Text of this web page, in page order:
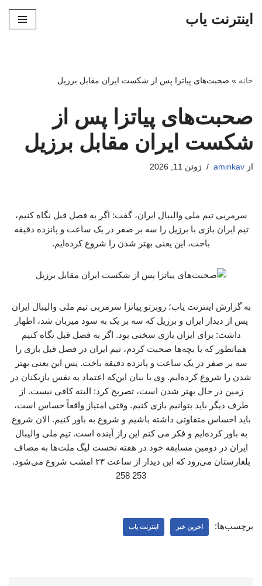
اینترنت یاب
خانه » صحبت‌های پیاتزا پس از شکست ایران مقابل برزیل
صحبت‌های پیاتزا پس از
شکست ایران مقابل برزیل
از aminkav ژوئن 11, 2026
سرمربی تیم ملی والیبال ایران، گفت: اگر به فصل قبل نگاه کنیم،
تیم ایران بازی با برزیل را سه بر صفر در یک ساعت و پانزده دقیقه
باخت، این یعنی بهتر شدن را شروع کرده‌ایم.
به گزارش اینترنت یاب؛ روبرتو پیاتزا سرمربی تیم ملی والیبال ایران
پس از دیدار ایران و برزیل که سه بر یک به سود میزبان شد، اظهار
داشت: برای ایران بازی سختی بود. اگر به فصل قبل نگاه کنیم
همانطور که با بچه‌ها صحبت کردم، تیم ایران در فصل قبل بازی را
سه بر صفر در یک ساعت و پانزده دقیقه باخت. پس این یعنی بهتر
شدن را شروع کرده‌ایم. وی با بیان این‌که اعتماد به نفس بازیکنان در
زمین در حال بهتر شدن است، تصریح کرد: البته کافی نیست. از
طرف دیگر باید بتوانیم بازی کنیم. وقتی امتیاز واقعاً حساس است،
باید احساس متفاوتی داشته باشیم و شروع به باور کنیم. الان شروع
به باور کرده‌ایم و فکر می کنم این راز آینده است. تیم ملی والیبال
ایران در دومین مسابقه خود در هفته نخست لیگ ملت‌ها به مصاف
بلغارستان می‌رود که این دیدار از ساعت ۲۳ امشب شروع می‌شود.
253 258
برچسب‌ها: اخرین خبر اینترنت یاب